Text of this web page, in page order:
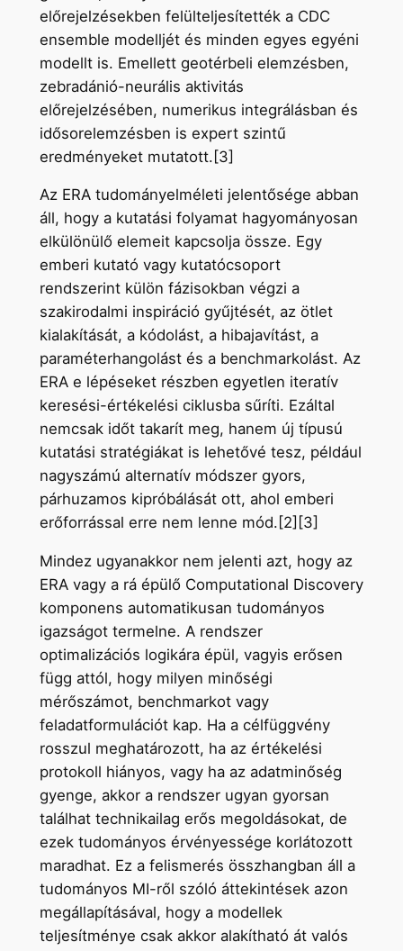
előrejelzésekben felülteljesítették a CDC
ensemble modelljét és minden egyes egyéni
modellt is. Emellett geotérbeli elemzésben,
zebradánió-neurális aktivitás
előrejelzésében, numerikus integrálásban és
idősorelemzésben is expert szintű
eredményeket mutatott.[3]
Az ERA tudományelméleti jelentősége abban
áll, hogy a kutatási folyamat hagyományosan
elkülönülő elemeit kapcsolja össze. Egy
emberi kutató vagy kutatócsoport
rendszerint külön fázisokban végzi a
szakirodalmi inspiráció gyűjtését, az ötlet
kialakítását, a kódolást, a hibajavítást, a
paraméterhangolást és a benchmarkolást. Az
ERA e lépéseket részben egyetlen iteratív
keresési-értékelési ciklusba sűríti. Ezáltal
nemcsak időt takarít meg, hanem új típusú
kutatási stratégiákat is lehetővé tesz, például
nagyszámú alternatív módszer gyors,
párhuzamos kipróbálását ott, ahol emberi
erőforrással erre nem lenne mód.[2][3]
Mindez ugyanakkor nem jelenti azt, hogy az
ERA vagy a rá épülő Computational Discovery
komponens automatikusan tudományos
igazságot termelne. A rendszer
optimalizációs logikára épül, vagyis erősen
függ attól, hogy milyen minőségi
mérőszámot, benchmarkot vagy
feladatformulációt kap. Ha a célfüggvény
rosszul meghatározott, ha az értékelési
protokoll hiányos, vagy ha az adatminőség
gyenge, akkor a rendszer ugyan gyorsan
találhat technikailag erős megoldásokat, de
ezek tudományos érvényessége korlátozott
maradhat. Ez a felismerés összhangban áll a
tudományos MI-ről szóló áttekintések azon
megállapításával, hogy a modellek
teljesítménye csak akkor alakítható át valós